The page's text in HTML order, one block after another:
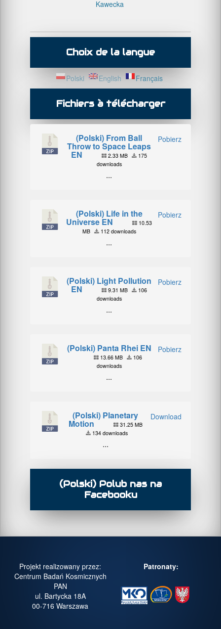
Kawecka
Choix de la langue
Polski English Français
Fichiers à télécharger
Pobierz
(Polski) From Ball
Throw to Space Leaps
EN 2.33 MB
175
downloads
...
Pobierz
(Polski) Life in the
Universe EN
10.53
MB
112 downloads
...
Pobierz
(Polski) Light Pollution
EN 9.31 MB
106
downloads
...
Pobierz
(Polski) Panta Rhei EN
13.66 MB
106
downloads
...
Download
(Polski) Planetary
Motion
31.25 MB
134 downloads
...
(Polski) Polub nas na
Facebooku
Projekt realizowany przez:
Centrum Badań Kosmicznych
PAN
ul. Bartycka 18A
00-716 Warszawa
Patronaty: